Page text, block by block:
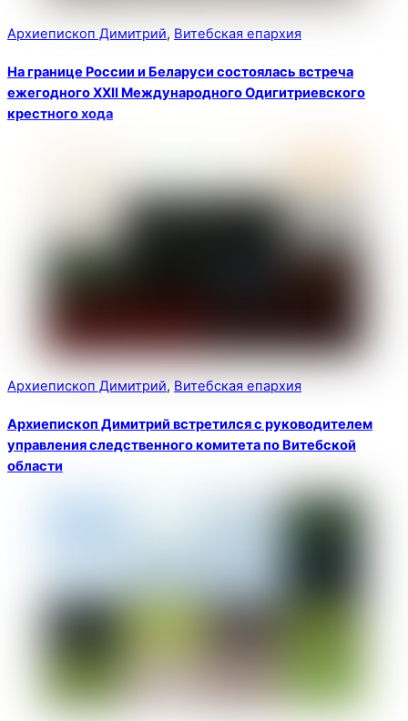
Архиепископ Димитрий, Витебская епархия
На границе России и Беларуси состоялась встреча
ежегодного XXII Международного Одигитриевского
крестного хода
Архиепископ Димитрий, Витебская епархия
Архиепископ Димитрий встретился с руководителем
управления следственного комитета по Витебской
области